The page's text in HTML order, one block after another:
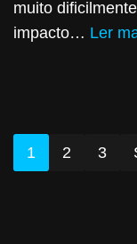
muito
impacto… Ler
1 2 3